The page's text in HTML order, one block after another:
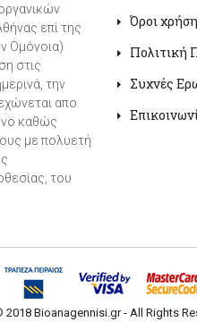
επί της
Ομόνοια)
στις
την
απο
καθώς
με πολυετή
του
Όροι
Πολιτική
Συχνές
2018 Bioanagennisi.gr - All Rights